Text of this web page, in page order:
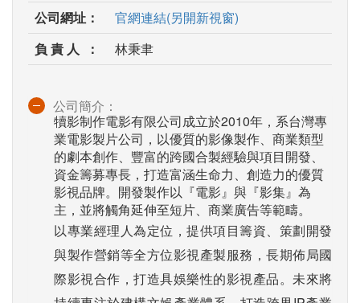
公司網址：
官網連結(另開新視窗)
負 責 人 ：
林秉聿
公司簡介：
犢影制作電影有限公司成立於2010年，系台灣專
業電影製片公司，以優質的影像製作、商業類型
的劇本創作、豐富的跨國合製經驗與項目開發、
資金籌募專長，打造富涵生命力、創造力的優質
影視品牌。開發製作以『電影』與『影集』為
主，並將觸角延伸至短片、商業廣告等範疇。
以專業經理人為定位，提供項目籌資、策劃開發
與製作營銷等全方位影視產製服務，長期佈局國
際影視合作，打造具娛樂性的影視產品。未來將